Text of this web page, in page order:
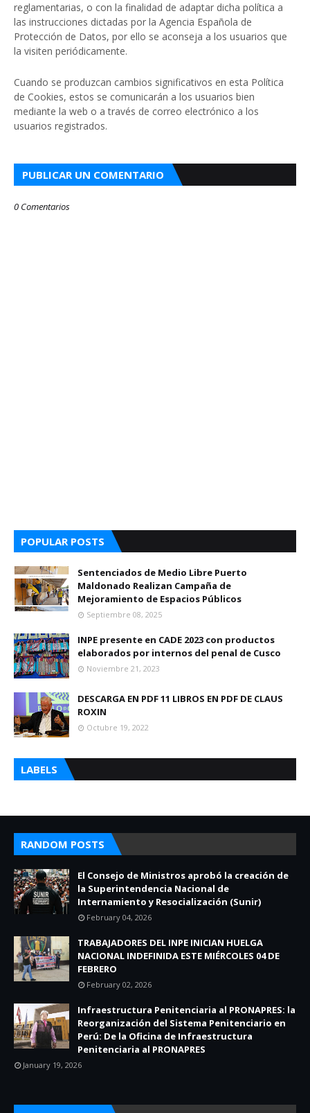
reglamentarias, o con la finalidad de adaptar dicha política a
las instrucciones dictadas por la Agencia Española de
Protección de Datos, por ello se aconseja a los usuarios que
la visiten periódicamente.
Cuando se produzcan cambios significativos en esta Política
de Cookies, estos se comunicarán a los usuarios bien
mediante la web o a través de correo electrónico a los
usuarios registrados.
PUBLICAR UN COMENTARIO
0 Comentarios
POPULAR POSTS
Sentenciados de Medio Libre Puerto
Maldonado Realizan Campaña de
Mejoramiento de Espacios Públicos
Septiembre 08, 2025
INPE presente en CADE 2023 con productos
elaborados por internos del penal de Cusco
Noviembre 21, 2023
DESCARGA EN PDF 11 LIBROS EN PDF DE CLAUS
ROXIN
Octubre 19, 2022
LABELS
RANDOM POSTS
El Consejo de Ministros aprobó la creación de
la Superintendencia Nacional de
Internamiento y Resocialización (Sunir)
February 04, 2026
TRABAJADORES DEL INPE INICIAN HUELGA
NACIONAL INDEFINIDA ESTE MIÉRCOLES 04 DE
FEBRERO
February 02, 2026
Infraestructura Penitenciaria al PRONAPRES: la
Reorganización del Sistema Penitenciario en
Perú: De la Oficina de Infraestructura
Penitenciaria al PRONAPRES
January 19, 2026